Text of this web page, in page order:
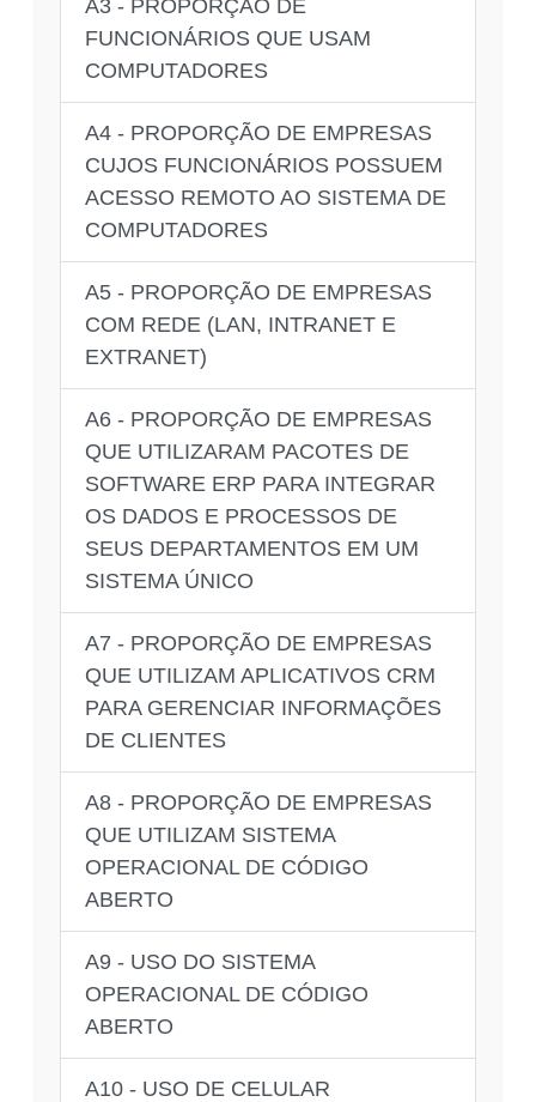
A3 - PROPORÇÃO DE
FUNCIONÁRIOS QUE USAM
COMPUTADORES
A4 - PROPORÇÃO DE EMPRESAS
CUJOS FUNCIONÁRIOS POSSUEM
ACESSO REMOTO AO SISTEMA DE
COMPUTADORES
A5 - PROPORÇÃO DE EMPRESAS
COM REDE (LAN, INTRANET E
EXTRANET)
A6 - PROPORÇÃO DE EMPRESAS
QUE UTILIZARAM PACOTES DE
SOFTWARE ERP PARA INTEGRAR
OS DADOS E PROCESSOS DE
SEUS DEPARTAMENTOS EM UM
SISTEMA ÚNICO
A7 - PROPORÇÃO DE EMPRESAS
QUE UTILIZAM APLICATIVOS CRM
PARA GERENCIAR INFORMAÇÕES
DE CLIENTES
A8 - PROPORÇÃO DE EMPRESAS
QUE UTILIZAM SISTEMA
OPERACIONAL DE CÓDIGO
ABERTO
A9 - USO DO SISTEMA
OPERACIONAL DE CÓDIGO
ABERTO
A10 - USO DE CELULAR